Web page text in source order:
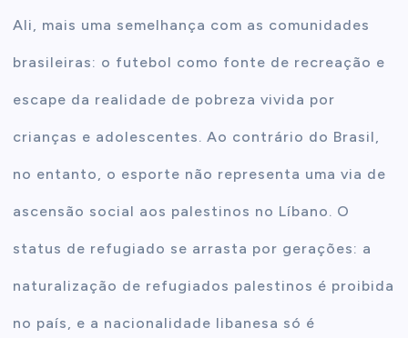
Ali, mais uma semelhança com as comunidades
brasileiras: o futebol como fonte de recreação e
escape da realidade de pobreza vivida por
crianças e adolescentes. Ao contrário do Brasil,
no entanto, o esporte não representa uma via de
ascensão social aos palestinos no Líbano. O
status de refugiado se arrasta por gerações: a
naturalização de refugiados palestinos é proibida
no país, e a nacionalidade libanesa só é